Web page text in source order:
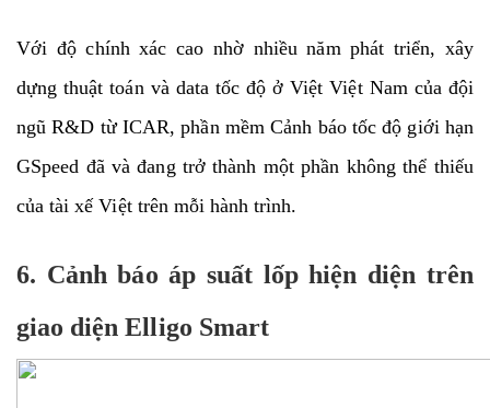
Với độ chính xác cao nhờ nhiều năm phát triển, xây
dựng thuật toán và data tốc độ ở Việt Việt Nam của đội
ngũ R&D từ ICAR, phần mềm Cảnh báo tốc độ giới hạn
GSpeed đã và đang trở thành một phần không thể thiếu
của tài xế Việt trên mỗi hành trình.
6. Cảnh báo áp suất lốp hiện diện trên
giao diện Elligo Smart